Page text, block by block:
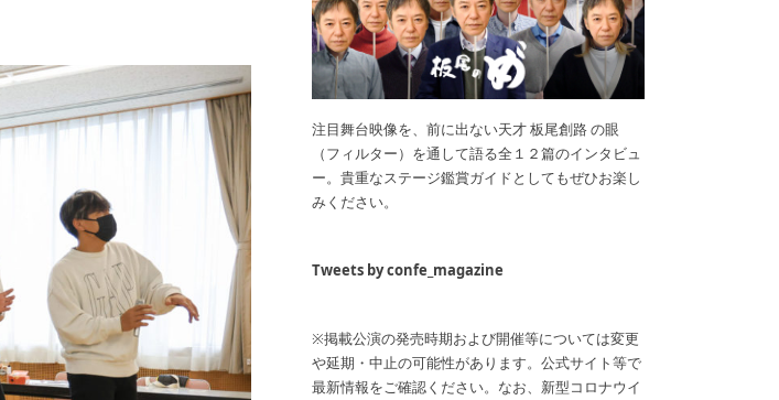
注目舞台映像を、前に出ない天才 板尾創路 の眼
（フィルター）を通して語る全１２篇のインタビュ
ー。貴重なステージ鑑賞ガイドとしてもぜひお楽し
みください。
Tweets by confe_magazine
※掲載公演の発売時期および開催等については変更
や延期・中止の可能性があります。公式サイト等で
最新情報をご確認ください。なお、新型コロナウイ